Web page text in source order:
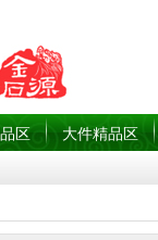
区 大件精品区